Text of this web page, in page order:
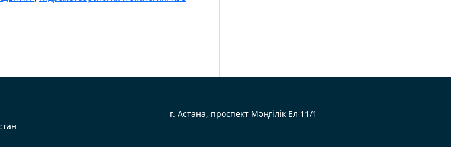
г. Астана, проспект Мәңгілік Ел 11/1